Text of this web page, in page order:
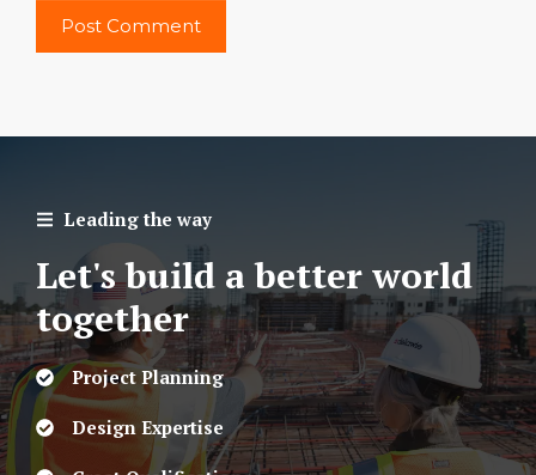
Leading the way
Let's build a better world
together
Project Planning
Design Expertise